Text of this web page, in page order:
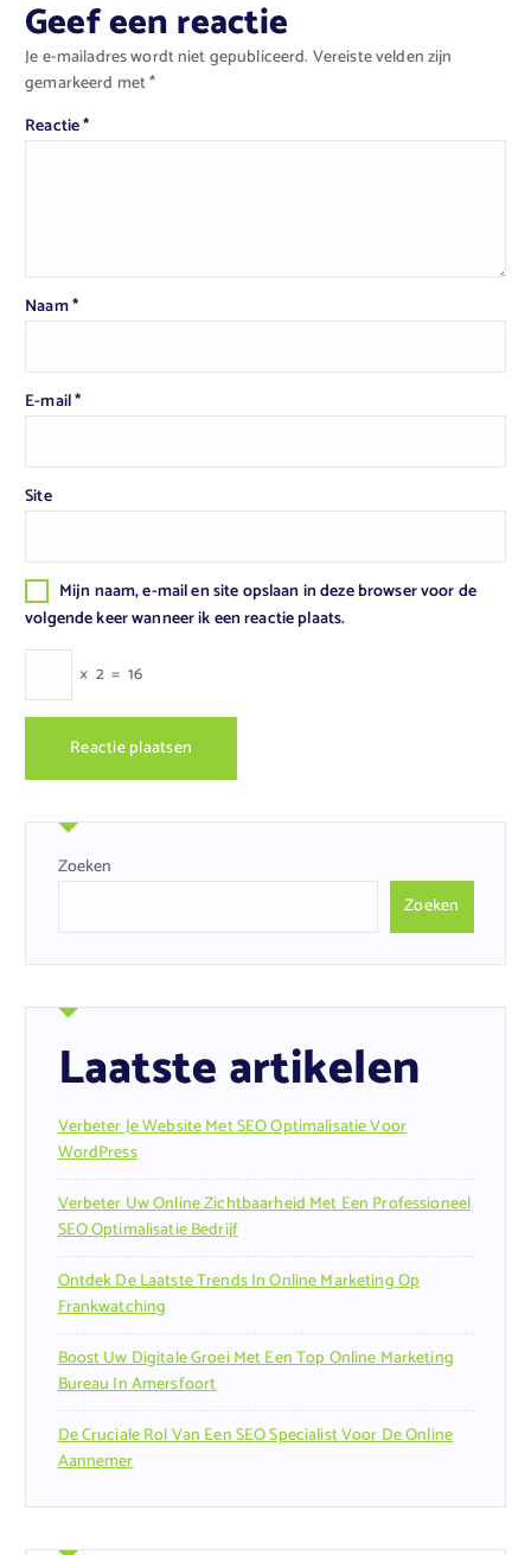
Geef een reactie
Je e-mailadres wordt niet gepubliceerd. Vereiste velden zijn
gemarkeerd met*
Reactie*
Naam*
E-mail*
Site
Mijn naam, e-mail en site opslaan in deze browser voor de
volgende keer wanneer ik een reactie plaats.
× 2 = 16
Zoeken
Zoeken
Laatste artikelen
Verbeter Je Website Met SEO Optimalisatie Voor
WordPress
Verbeter Uw Online Zichtbaarheid Met Een Professioneel
SEO Optimalisatie Bedrijf
Ontdek De Laatste Trends In Online Marketing Op
Frankwatching
Boost Uw Digitale Groei Met Een Top Online Marketing
Bureau In Amersfoort
De Cruciale Rol Van Een SEO Specialist Voor De Online
Aannemer